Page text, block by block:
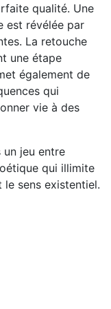
qualité. Une
est révélée par
La retouche
une étape
également de
qui
vie à des
un jeu entre
qui illimite
sens existentiel.